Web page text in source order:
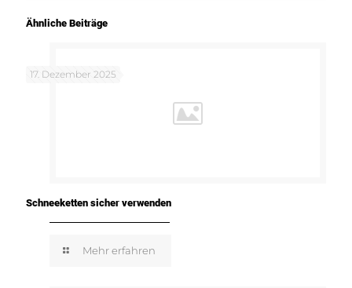
Ähnliche Beiträge
17. Dezember 2025
Schneeketten sicher verwenden
Mehr erfahren